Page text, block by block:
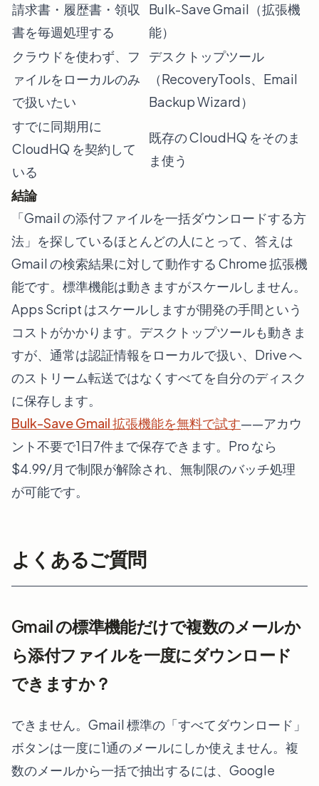
請求書・履歴書・領収
書を毎週処理する
Bulk-Save Gmail（拡張機
能）
クラウドを使わず、フ
ァイルをローカルのみ
で扱いたい
デスクトップツール
（RecoveryTools、Email
Backup Wizard）
すでに同期用に
CloudHQ を契約して
いる
既存の CloudHQ をそのま
ま使う
結論
「Gmail の添付ファイルを一括ダウンロードする方
法」を探しているほとんどの人にとって、答えは
Gmail の検索結果に対して動作する Chrome 拡張機
能です。標準機能は動きますがスケールしません。
Apps Script はスケールしますが開発の手間という
コストがかかります。デスクトップツールも動きま
すが、通常は認証情報をローカルで扱い、Drive へ
のストリーム転送ではなくすべてを自分のディスク
に保存します。
Bulk-Save Gmail 拡張機能を無料で試す——アカウ
ント不要で1日7件まで保存できます。Pro なら
$4.99/月で制限が解除され、無制限のバッチ処理
が可能です。
よくあるご質問
Gmail の標準機能だけで複数のメールか
ら添付ファイルを一度にダウンロード
できますか？
できません。Gmail 標準の「すべてダウンロード」
ボタンは一度に1通のメールにしか使えません。複
数のメールから一括で抽出するには、Google